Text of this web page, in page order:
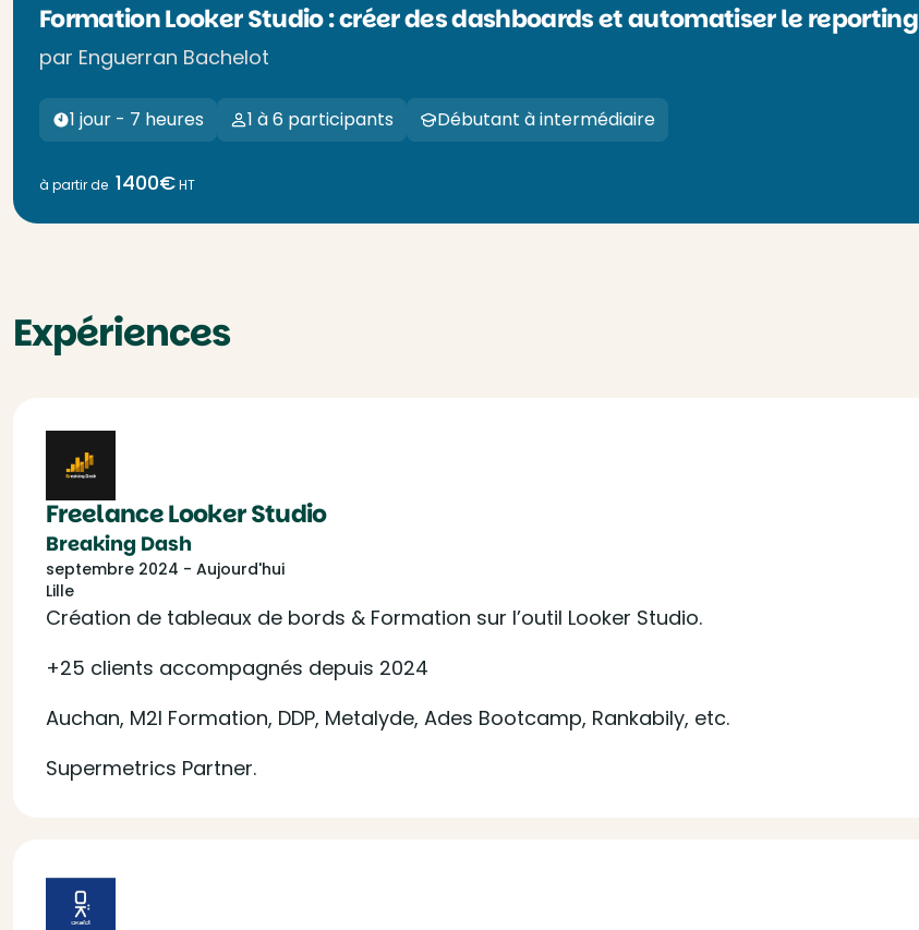
Formation Looker Studio : créer des dashboards et automatiser le reporting
par Enguerran Bachelot
1 jour - 7 heures 1 à 6 participants Débutant à intermédiaire
à partir de 1400€HT
Expériences
Freelance Looker Studio
Breaking Dash
septembre 2024 - Aujourd'hui
Lille
Création de tableaux de bords & Formation sur l’outil Looker Studio.
+25 clients accompagnés depuis 2024
Auchan, M2I Formation, DDP, Metalyde, Ades Bootcamp, Rankabily, etc.
Supermetrics Partner.